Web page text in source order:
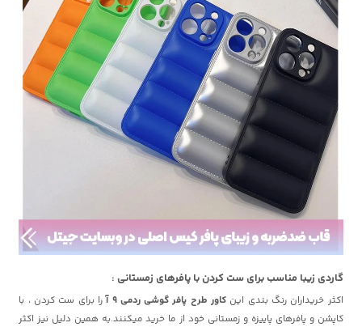
گاردی زیبا مناسب برای ست کردن با پافرهای زمستانی :
اکثر خریداران رنگ بندی این کاور طرح پافر گوشی ردمی 9 آ
را برای ست کردن ، با
کاپشن و پافرهای پاییزه و زمستانی خود از ما خرید میکنند.به همین دلیل نیز اکثر